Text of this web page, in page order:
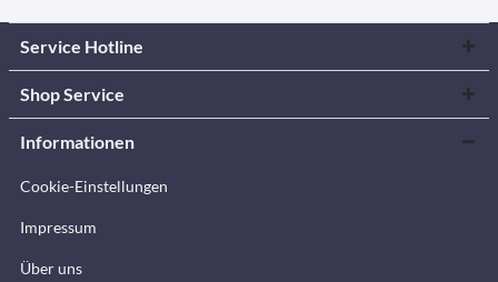
Service Hotline
Shop Service
Informationen
Cookie-Einstellungen
Impressum
Über uns